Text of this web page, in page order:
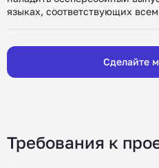
языках, соответствующих
Сделайте
Требования к